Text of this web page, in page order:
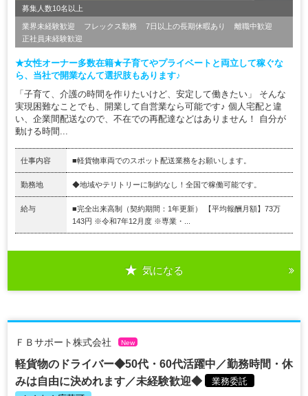
募集人数10名以上
業界未経験歓迎 フレックス勤務 7日以上の長期休暇あり
離職中歓迎
正社員未経験歓迎
★女性オーナー多数在籍★子育てやプライベートと両立して稼ぐな
ら、当社で開業なんて選択肢もあります♪
「子育て、介護の時間を作りたいけど、安定して働きたい」 そんな
実現困難なことでも、開業して自営業なら可能です♪ 個人宅配と違
い、企業間配送なので、不在での再配達などはありません！ 自分が
動ける時間...
仕事内容 ■軽貨物車両でのスポット配送業務をお願いします。
勤務地 ◆地域やテリトリーに制約なし！全国で稼働可能です。
給与
■完全出来高制（契約期間：1年更新） 【平均報酬月額】73万
143円 ※令和7年12月度 ※専業・...
気になる
ＦＢサポート株式会社 New
軽貨物のドライバー◆50代・60代活躍中／勤務時間・休
みは自由に決めれます／未経験歓迎◆
業務委託